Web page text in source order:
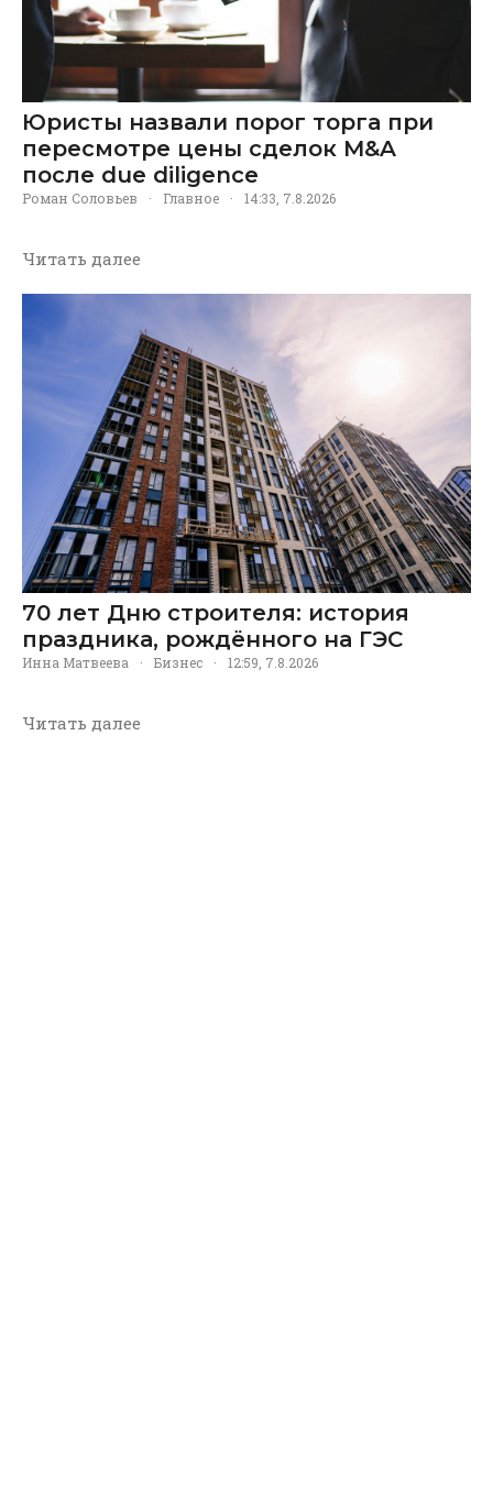
Юристы назвали порог торга при
пересмотре цены сделок M&A
после due diligence
Роман Соловьев · Главное · 14:33, 7.8.2026
Читать далее
70 лет Дню строителя: история
праздника, рождённого на ГЭС
Инна Матвеева · Бизнес · 12:59, 7.8.2026
Читать далее